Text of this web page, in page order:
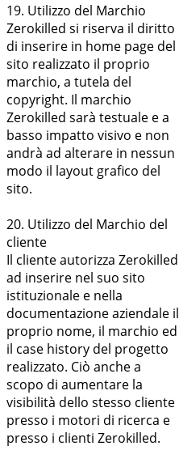
19. Utilizzo del Marchio
Zerokilled si riserva il diritto
di inserire in home page del
sito realizzato il proprio
marchio, a tutela del
copyright. Il marchio
Zerokilled sarà testuale e a
basso impatto visivo e non
andrà ad alterare in nessun
modo il layout grafico del
sito.
20. Utilizzo del Marchio del
cliente
Il cliente autorizza Zerokilled
ad inserire nel suo sito
istituzionale e nella
documentazione aziendale il
proprio nome, il marchio ed
il case history del progetto
realizzato. Ciò anche a
scopo di aumentare la
visibilità dello stesso cliente
presso i motori di ricerca e
presso i clienti Zerokilled.